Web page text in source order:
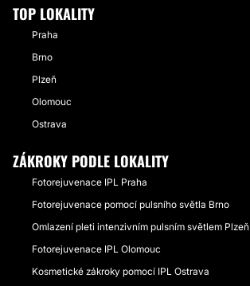
TOP LOKALITY
Praha
Brno
Plzeň
Olomouc
Ostrava
ZÁKROKY PODLE LOKALITY
Fotorejuvenace IPL Praha
Fotorejuvenace pomocí pulsního světla Brno
Omlazení pleti intenzivním pulsním světlem Plzeň
Fotorejuvenace IPL Olomouc
Kosmetické zákroky pomocí IPL Ostrava